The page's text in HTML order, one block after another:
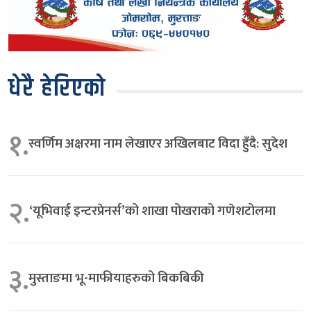
धेरै हेरिएको
१.स्वर्णिम अक्षरमा नाम लेखाएर अखिलबाट विदा हुँदै: सुदेश
२.‘यूभिवाई इन्टरप्रेनर्स’को शाखा पोखराको गणेशटोलमा
३.मुस्ताङमा भू-माफीयाहरुको बिकबिकी